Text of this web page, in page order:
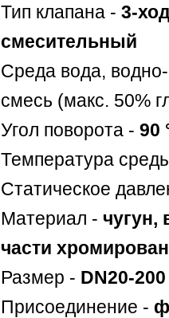
Тип клапана - 3-
смесительный
Среда вода,
смесь (макс. 50%
Угол поворота - 90
Температура
Статическое
Материал - чугун,
части
Размер - DN20-200
Присоединение -